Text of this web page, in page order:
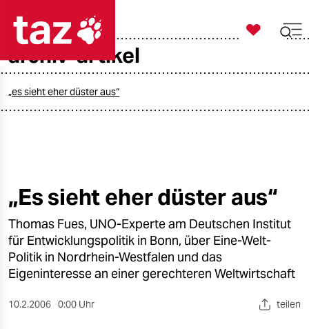
öko
gesellschaft
kultur
sport
berlin

taz zahl ich
archiv-artikel
„es sieht eher düster aus“
„Es sieht eher düster aus“
Thomas Fues, UNO-Experte am Deutschen Institut
für Entwicklungspolitik in Bonn, über Eine-Welt-
Politik in Nordrhein-Westfalen und das
Eigeninteresse an einer gerechteren Weltwirtschaft
10.2.2006 0:00 Uhr teilen